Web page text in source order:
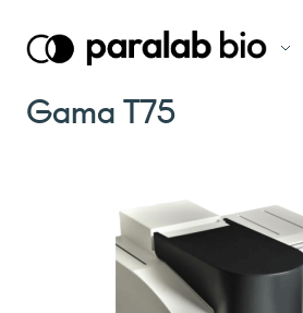
Gama T75